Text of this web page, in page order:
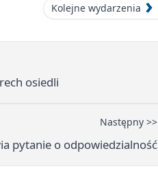
Kolejne wydarzenia
osiedli
Następny >>
pytanie o odpowiedzialność